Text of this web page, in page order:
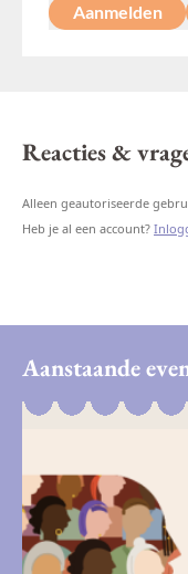
Aanmelden
Reacties &
Alleen geautoriseerde
Heb je al een account?
Aanstaande